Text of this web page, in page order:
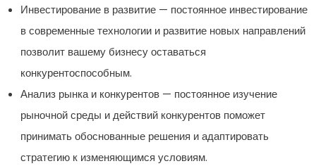
Инвестирование в развитие — постоянное инвестирование
в современные технологии и развитие новых направлений
позволит вашему бизнесу оставаться
конкурентоспособным.
Анализ рынка и конкурентов — постоянное изучение
рыночной среды и действий конкурентов поможет
принимать обоснованные решения и адаптировать
стратегию к изменяющимся условиям.